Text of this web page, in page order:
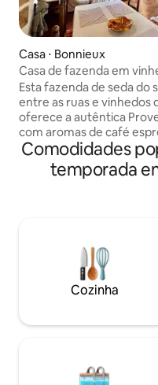
Casa ⋅ Bonnieux
Casa de fazenda em
Bonnieux — Animais de
vindos
Esta fazenda de seda do
entre as ruas e vinhedos
oferece a autêntica
com aromas de café
terraço com vista para
seguida, passeie para
enquanto os sinos
vinícolas e vinhos ao pôr
estrelas. As cerejeiras em
primavera e os campos
verão completam o
mas pacificamente
Comodidades
temporada
Cozinha